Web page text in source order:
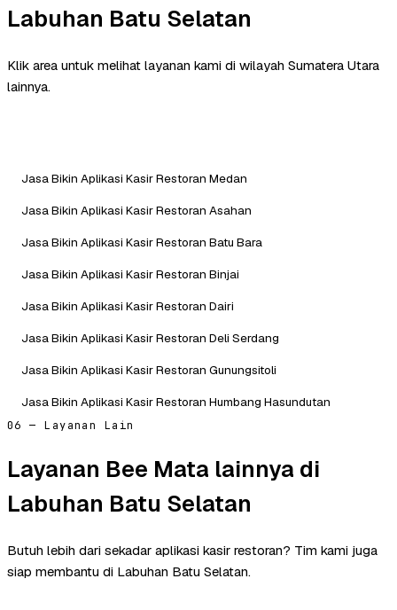
Labuhan Batu Selatan
Klik area untuk melihat layanan kami di wilayah Sumatera Utara
lainnya.
Jasa Bikin Aplikasi Kasir Restoran Medan
Jasa Bikin Aplikasi Kasir Restoran Asahan
Jasa Bikin Aplikasi Kasir Restoran Batu Bara
Jasa Bikin Aplikasi Kasir Restoran Binjai
Jasa Bikin Aplikasi Kasir Restoran Dairi
Jasa Bikin Aplikasi Kasir Restoran Deli Serdang
Jasa Bikin Aplikasi Kasir Restoran Gunungsitoli
Jasa Bikin Aplikasi Kasir Restoran Humbang Hasundutan
06 — Layanan Lain
Layanan Bee Mata lainnya di
Labuhan Batu Selatan
Butuh lebih dari sekadar aplikasi kasir restoran? Tim kami juga
siap membantu di Labuhan Batu Selatan.